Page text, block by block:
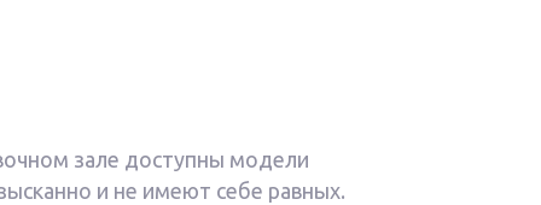
зале доступны модели
и не имеют себе равных.